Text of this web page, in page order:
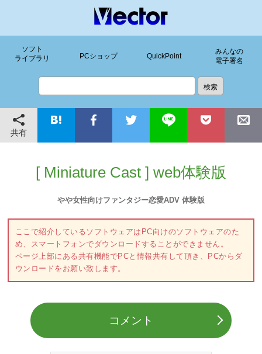
ソフト
ライブラリ
PCショップ QuickPoint
みんなの
電子署名
共有
[ Miniature Cast ] web体験版
やや女性向けファンタジー恋愛ADV 体験版
ここで紹介しているソフトウェアはPC向けのソフトウェアのた
め、スマートフォンでダウンロードすることができません。
ページ上部にある共有機能でPCと情報共有して頂き、PCからダ
ウンロードをお願い致します。
コメント